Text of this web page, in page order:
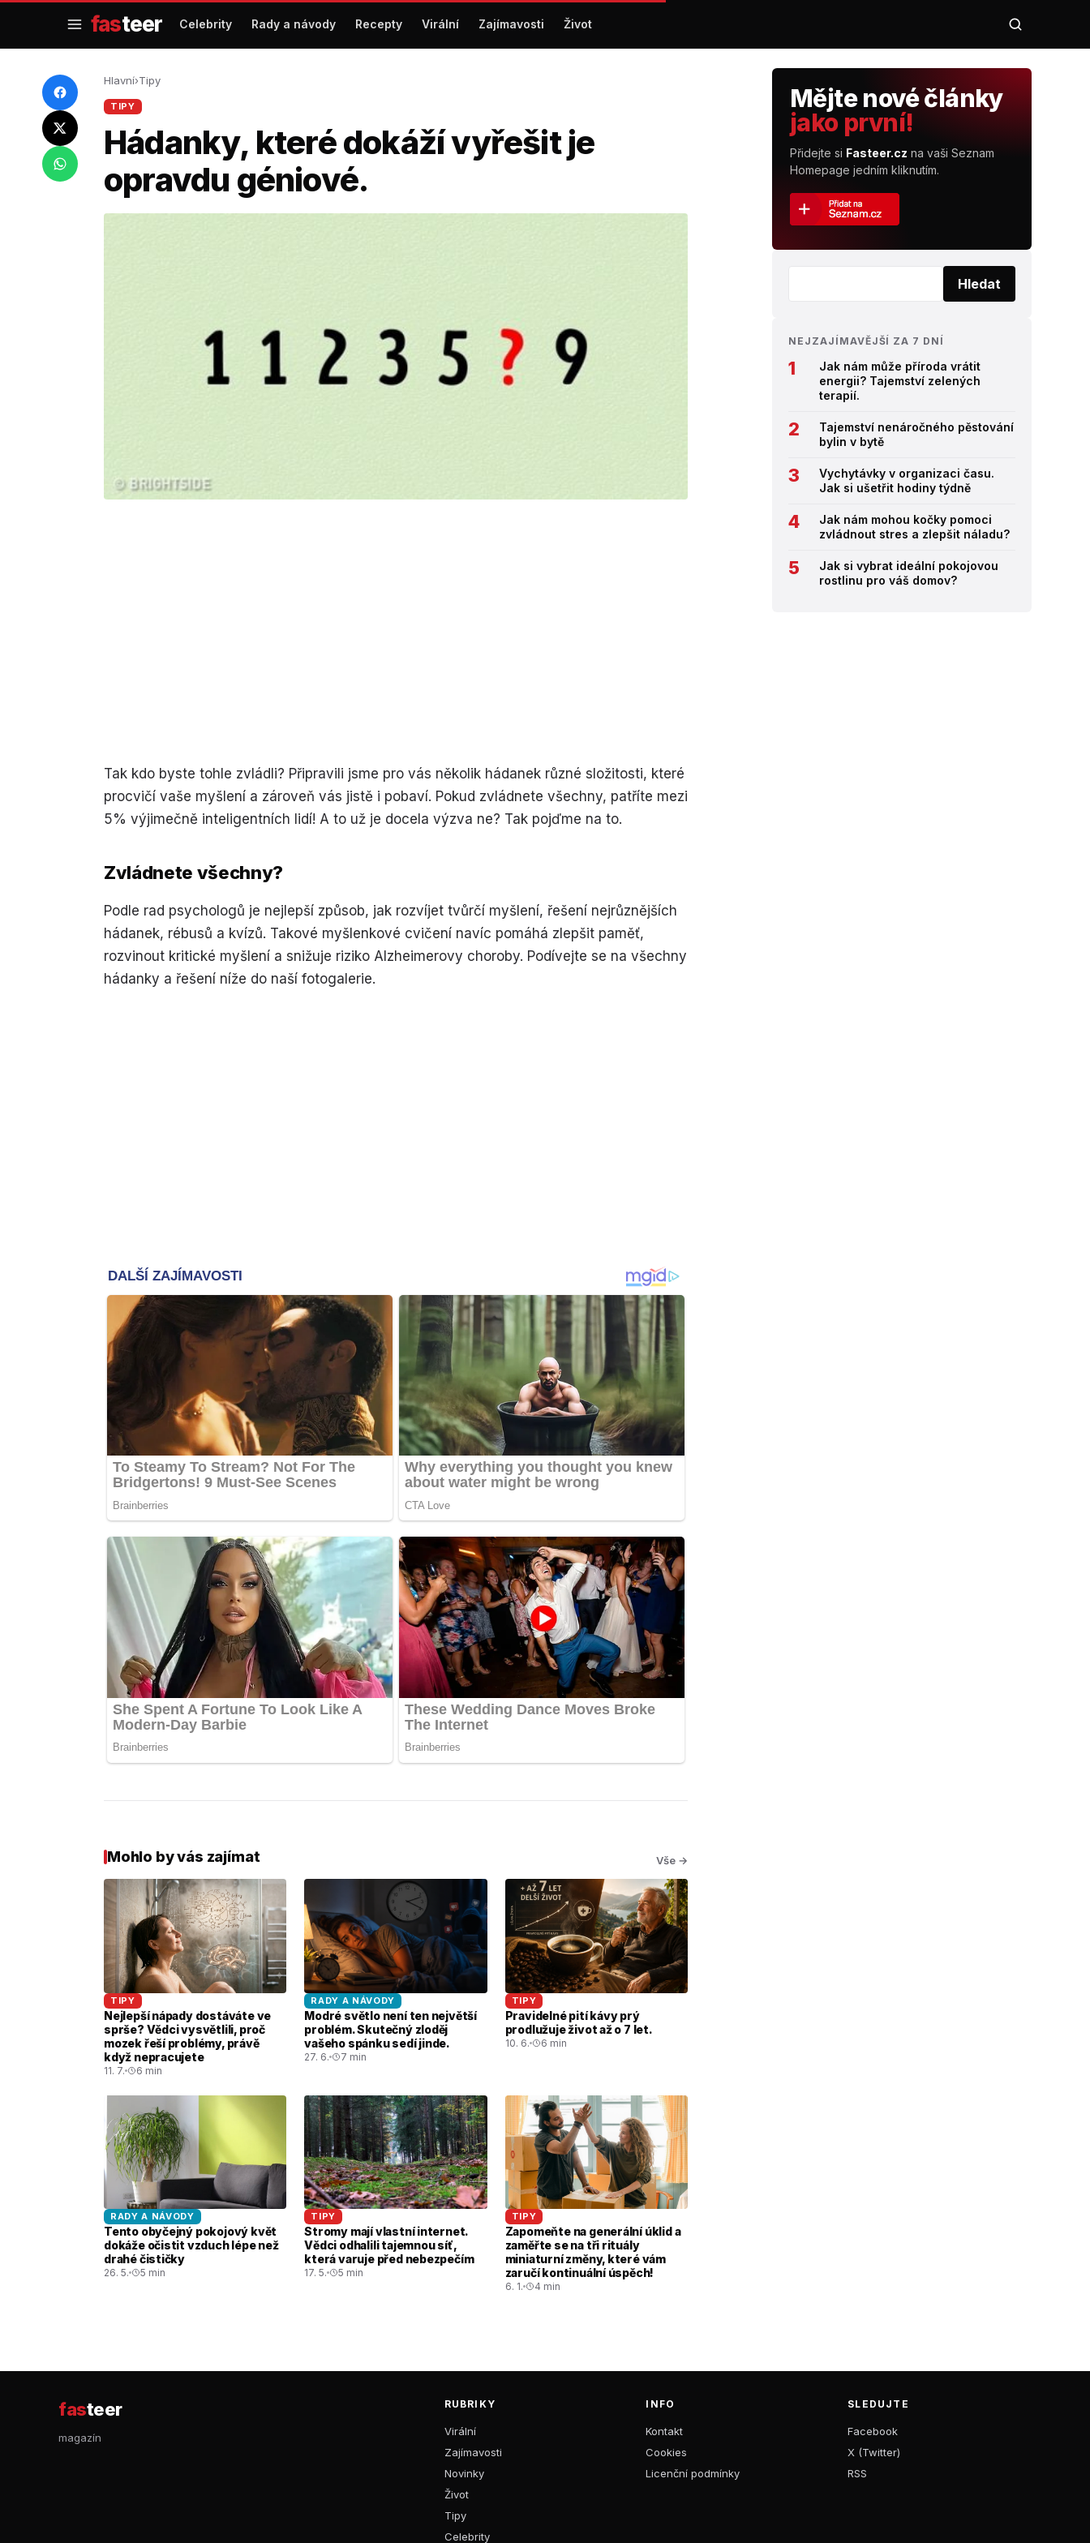
obsah
fasteer Celebrity Rady a návody Recepty Virální Zajímavosti Život
Hlavní›Tipy
TIPY
Hádanky, které dokáží vyřešit je
opravdu géniové.
Tak kdo byste tohle zvládli? Připravili jsme pro vás několik hádanek různé složitosti, které
procvičí vaše myšlení a zároveň vás jistě i pobaví. Pokud zvládnete všechny, patříte mezi
5% výjimečně inteligentních lidí! A to už je docela výzva ne? Tak pojďme na to.
Zvládnete všechny?
Podle rad psychologů je nejlepší způsob, jak rozvíjet tvůrčí myšlení, řešení nejrůznějších
hádanek, rébusů a kvízů. Takové myšlenkové cvičení navíc pomáhá zlepšit paměť,
rozvinout kritické myšlení a snižuje riziko Alzheimerovy choroby. Podívejte se na všechny
hádanky a řešení níže do naší fotogalerie.
Mohlo by vás zajímat Vše →
TIPY
Nejlepší nápady dostáváte ve
sprše? Vědci vysvětlili, proč
mozek řeší problémy, právě
když nepracujete
11. 7. 6 min
RADY A NÁVODY
Modré světlo není ten největší
problém. Skutečný zloděj
vašeho spánku sedí jinde.
27. 6. 7 min
TIPY
Pravidelné pití kávy prý
prodlužuje život až o 7 let.
10. 6. 6 min
RADY A NÁVODY
Tento obyčejný pokojový květ
dokáže očistit vzduch lépe než
drahé čističky
26. 5. 5 min
TIPY
Stromy mají vlastní internet.
Vědci odhalili tajemnou síť,
která varuje před nebezpečím
17. 5. 5 min
TIPY
Zapomeňte na generální úklid a
zaměřte se na tři rituály
miniaturní změny, které vám
zaručí kontinuální úspěch!
6. 1. 4 min
Mějte nové články
jako první!
Přidejte si Fasteer.cz na vaši Seznam
Homepage jedním kliknutím.
Hledat
NEJZAJÍMAVĚJŠÍ ZA 7 DNÍ
Jak nám může příroda vrátit
energii? Tajemství zelených
terapií.
Tajemství nenáročného pěstování
bylin v bytě
Vychytávky v organizaci času.
Jak si ušetřit hodiny týdně
Jak nám mohou kočky pomoci
zvládnout stres a zlepšit náladu?
Jak si vybrat ideální pokojovou
rostlinu pro váš domov?
fasteer
magazín
RUBRIKY
Virální
Zajímavosti
Novinky
Život
Tipy
Celebrity
INFO
Kontakt
Cookies
Licenční podmínky
SLEDUJTE
Facebook
X (Twitter)
RSS